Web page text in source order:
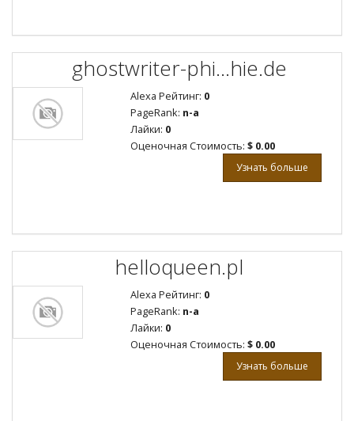
ghostwriter-phi...hie.de
Alexa Рейтинг: 0
PageRank: n-a
Лайки: 0
Оценочная Стоимость: $ 0.00
Узнать больше
helloqueen.pl
Alexa Рейтинг: 0
PageRank: n-a
Лайки: 0
Оценочная Стоимость: $ 0.00
Узнать больше